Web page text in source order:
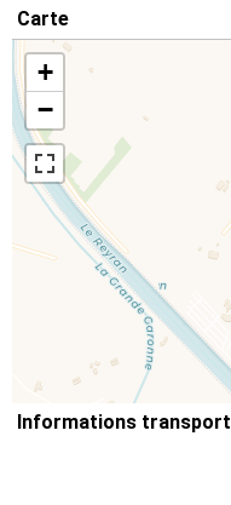
Carte
+
−
Informations transport